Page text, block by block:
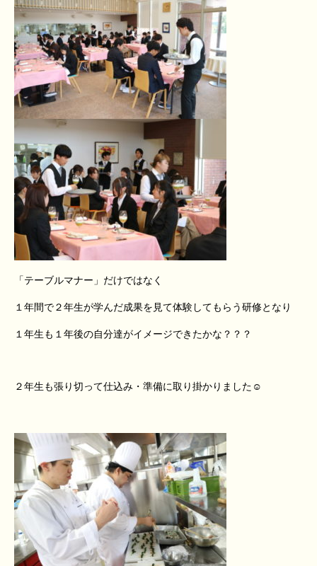
「テーブルマナー」だけではなく
１年間で２年生が学んだ成果を見て体験してもらう研修となり
１年生も１年後の自分達がイメージできたかな？？？
２年生も張り切って仕込み・準備に取り掛かりました☺